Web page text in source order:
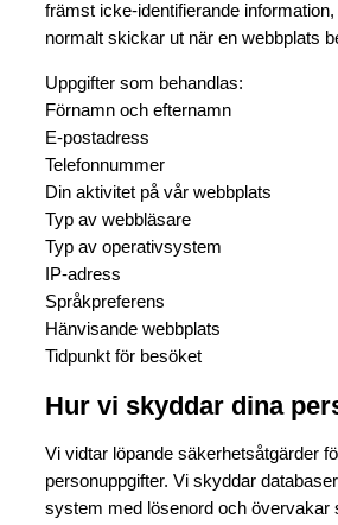
främst icke-identifierande
normalt skickar ut när en webbplats
Uppgifter som behandlas:
Förnamn och efternamn
E-postadress
Telefonnummer
Din aktivitet på vår webbplats
Typ av webbläsare
Typ av operativsystem
IP-adress
Språkpreferens
Hänvisande webbplats
Tidpunkt för besöket
Hur vi skyddar dina
Vi vidtar löpande säkerhetsåtgärder
personuppgifter. Vi skyddar
system med lösenord och övervakar